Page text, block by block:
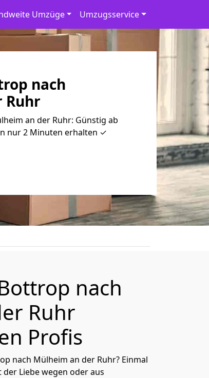
Umzüge Umzugsservice
nach
Ruhr
an der Ruhr: Günstig ab
nur 2 Minuten erhalten ✓
nach
Ruhr
Profis
nach Mülheim an der Ruhr? Einmal
Liebe wegen oder aus